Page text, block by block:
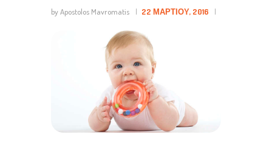
by Apostolos Mavromatis 22 ΜΑΡΤΊΟΥ, 2016